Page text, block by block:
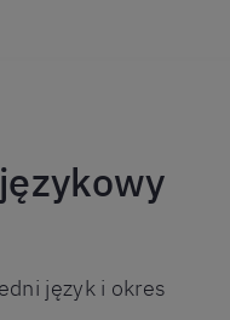
język i okres